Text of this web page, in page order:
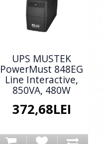
UPS MUSTEK
PowerMust 848EG
Line Interactive,
850VA, 480W
372,68LEI